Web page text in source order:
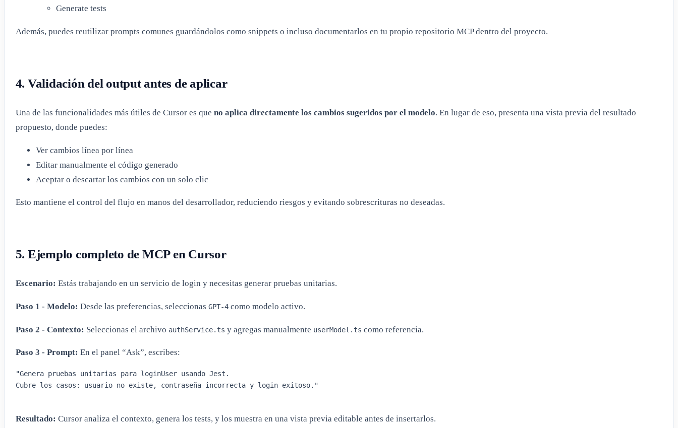
Generate tests
Además, puedes reutilizar prompts comunes guardándolos como snippets o incluso documentarlos en tu propio repositorio MCP dentro del proyecto.
4. Validación del output antes de aplicar
Una de las funcionalidades más útiles de Cursor es que no aplica directamente los cambios sugeridos por el modelo. En lugar de eso, presenta una vista previa del resultado
propuesto, donde puedes:
Ver cambios línea por línea
Editar manualmente el código generado
Aceptar o descartar los cambios con un solo clic
Esto mantiene el control del flujo en manos del desarrollador, reduciendo riesgos y evitando sobrescrituras no deseadas.
5. Ejemplo completo de MCP en Cursor
Escenario: Estás trabajando en un servicio de login y necesitas generar pruebas unitarias.
Paso 1 - Modelo: Desde las preferencias, seleccionas GPT-4como modelo activo.
Paso 2 - Contexto: Seleccionas el archivo authService.ts y agregas manualmente userModel.ts como referencia.
Paso 3 - Prompt: En el panel “Ask”, escribes:
"Genera pruebas unitarias para loginUser usando Jest.
Cubre los casos: usuario no existe, contraseña incorrecta y login exitoso."
Resultado: Cursor analiza el contexto, genera los tests, y los muestra en una vista previa editable antes de insertarlos.